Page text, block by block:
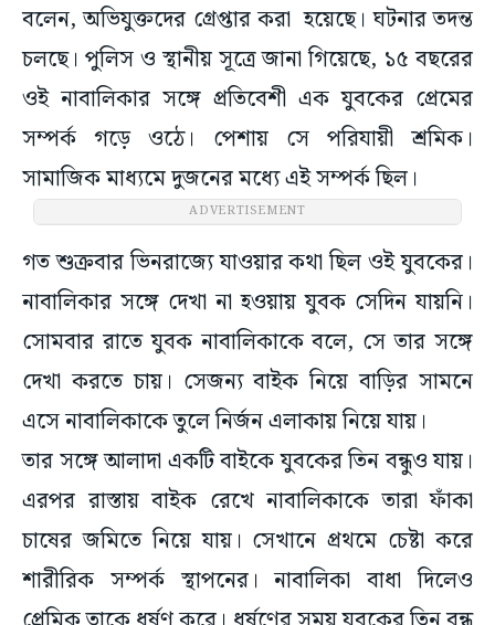
বলেন, অভিযুক্তদের গ্রেপ্তার করা হয়েছে। ঘটনার তদন্ত
চলছে। পুলিস ও স্থানীয় সূত্রে জানা গিয়েছে, ১৫ বছরের
ওই নাবালিকার সঙ্গে প্রতিবেশী এক যুবকের প্রেমের
সম্পর্ক গড়ে ওঠে। পেশায় সে পরিযায়ী শ্রমিক।
সামাজিক মাধ্যমে দুজনের মধ্যে এই সম্পর্ক ছিল।
ADVERTISEMENT
গত শুক্রবার ভিনরাজ্যে যাওয়ার কথা ছিল ওই যুবকের।
নাবালিকার সঙ্গে দেখা না হওয়ায় যুবক সেদিন যায়নি।
সোমবার রাতে যুবক নাবালিকাকে বলে, সে তার সঙ্গে
দেখা করতে চায়। সেজন্য বাইক নিয়ে বাড়ির সামনে
এসে নাবালিকাকে তুলে নির্জন এলাকায় নিয়ে যায়।
তার সঙ্গে আলাদা একটি বাইকে যুবকের তিন বন্ধুও যায়।
এরপর রাস্তায় বাইক রেখে নাবালিকাকে তারা ফাঁকা
চাষের জমিতে নিয়ে যায়। সেখানে প্রথমে চেষ্টা করে
শারীরিক সম্পর্ক স্থাপনের। নাবালিকা বাধা দিলেও